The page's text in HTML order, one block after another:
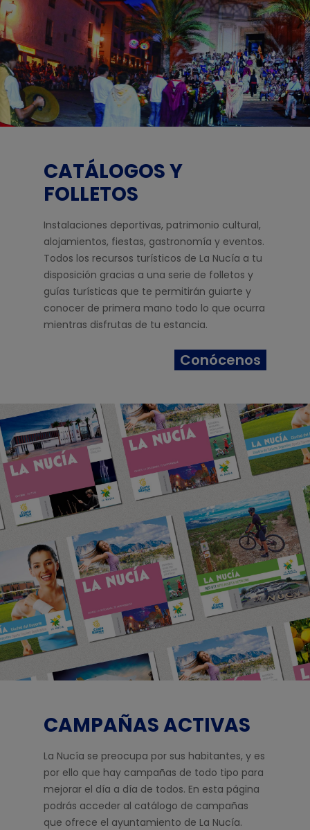
CATÁLOGOS Y
FOLLETOS
Instalaciones deportivas, patrimonio cultural,
alojamientos, fiestas, gastronomía y eventos.
Todos los recursos turísticos de La Nucía a tu
disposición gracias a una serie de folletos y
guías turísticas que te permitirán guiarte y
conocer de primera mano todo lo que ocurra
mientras disfrutas de tu estancia.
Conócenos
CAMPAÑAS ACTIVAS
La Nucía se preocupa por sus habitantes, y es
por ello que hay campañas de todo tipo para
mejorar el día a día de todos. En esta página
podrás acceder al catálogo de campañas
que ofrece el ayuntamiento de La Nucía.